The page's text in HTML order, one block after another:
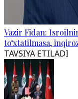
Vazir Fidan:
to‘xtatilmasa,
TAVSIYA ETILADI